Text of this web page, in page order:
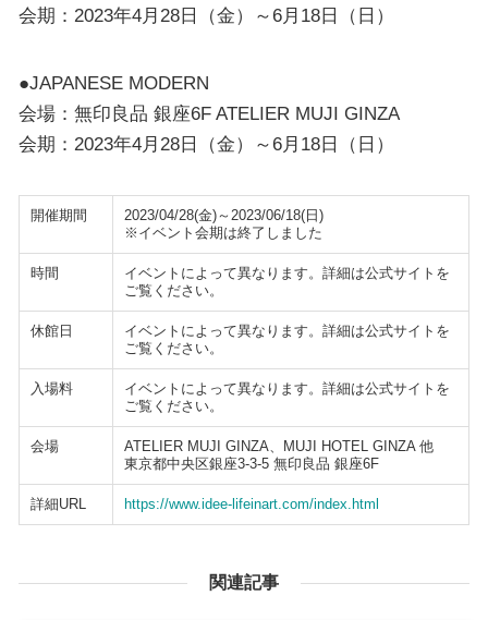
会期：2023年4月28日（金）～6月18日（日）
●JAPANESE MODERN
会場：無印良品 銀座6F ATELIER MUJI GINZA
会期：2023年4月28日（金）～6月18日（日）
開催期間
2023/04/28(金)～2023/06/18(日)
※イベント会期は終了しました
時間
イベントによって異なります。詳細は公式サイトを
ご覧ください。
休館日
イベントによって異なります。詳細は公式サイトを
ご覧ください。
入場料
イベントによって異なります。詳細は公式サイトを
ご覧ください。
会場
ATELIER MUJI GINZA、MUJI HOTEL GINZA 他
東京都中央区銀座3-3-5 無印良品 銀座6F
詳細URL https://www.idee-lifeinart.com/index.html
関連記事